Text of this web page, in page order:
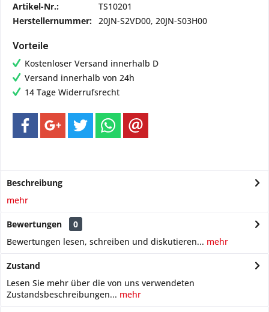
Artikel-Nr.:
TS10201
Herstellernummer: 20JN-S2VD00, 20JN-S03H00
Vorteile
Kostenloser Versand innerhalb D
Versand innerhalb von 24h
14 Tage Widerrufsrecht
Beschreibung
mehr
Bewertungen
0
Bewertungen lesen, schreiben und diskutieren... mehr
Zustand
Lesen Sie mehr über die von uns verwendeten
Zustandsbeschreibungen... mehr